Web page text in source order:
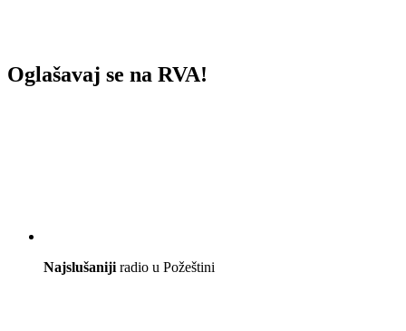
Oglašavaj se na RVA!
Najslušaniji radio u Požeštini